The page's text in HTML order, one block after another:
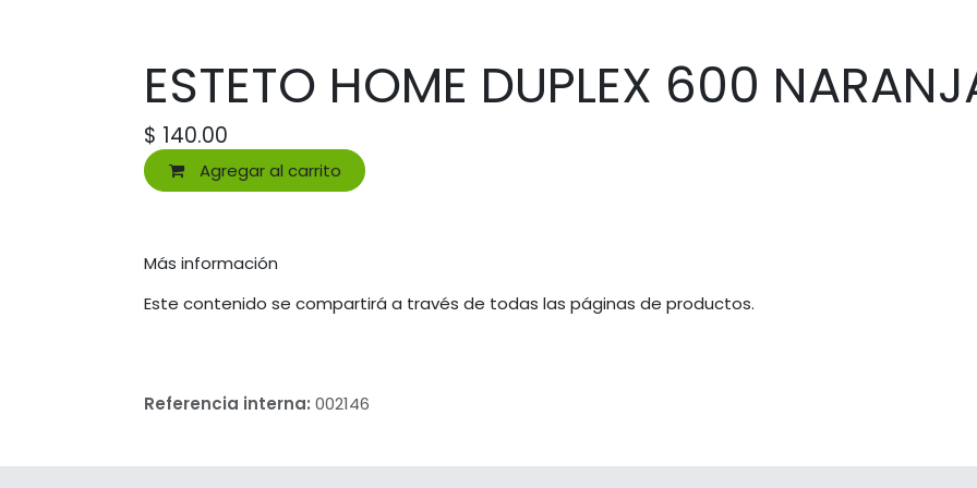
ESTETO HOME DUPLEX 600
$ 140.00
Agregar al carrito
Más información
Este contenido se compartirá a través de todas las páginas de productos.
Referencia interna: 002146